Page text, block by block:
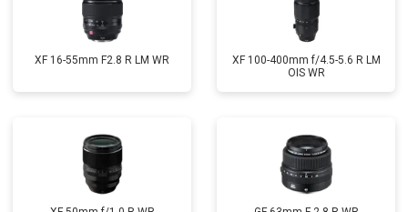
XF 16-55mm F2.8 R LM WR
XF 100-400mm f/4.5-5.6 R LM
OIS WR